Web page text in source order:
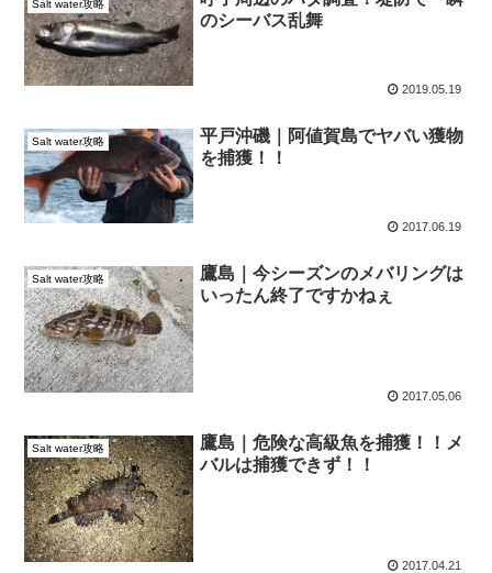
Salt water攻略
のシーバス乱舞
2019.05.19
Salt water攻略
平戸沖磯｜阿値賀島でヤバい獲物
を捕獲！！
2017.06.19
Salt water攻略
鷹島｜今シーズンのメバリングは
いったん終了ですかねぇ
2017.05.06
Salt water攻略
鷹島｜危険な高級魚を捕獲！！メ
バルは捕獲できず！！
2017.04.21